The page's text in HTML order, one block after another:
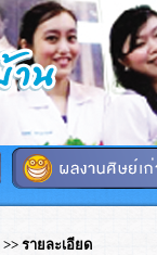
>> รายละเอียด